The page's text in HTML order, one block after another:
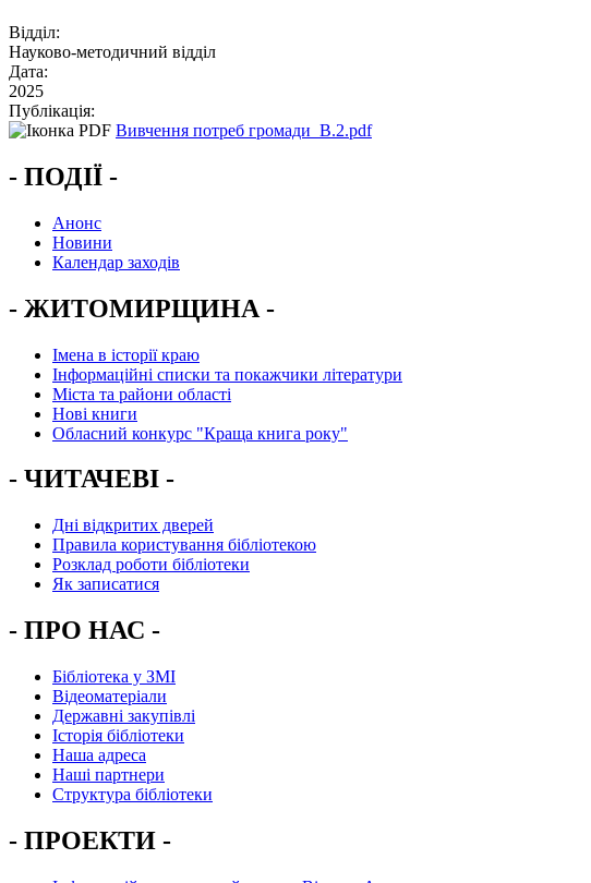
Відділ:
Науково-методичний відділ
Дата:
2025
Публікація:
Вивчення потреб громади_В.2.pdf
- ПОДІЇ -
Анонс
Новини
Календар заходів
- ЖИТОМИРЩИНА -
Імена в історії краю
Інформаційні списки та покажчики літератури
Міста та райони області
Нові книги
Обласний конкурс "Краща книга року"
- ЧИТАЧЕВІ -
Дні відкритих дверей
Правила користування бібліотекою
Розклад роботи бібліотеки
Як записатися
- ПРО НАС -
Бібліотека у ЗМІ
Відеоматеріали
Державні закупівлі
Історія бібліотеки
Наша адреса
Наші партнери
Структура бібліотеки
- ПРОЕКТИ -